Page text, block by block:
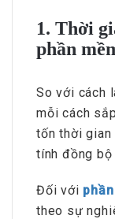
1. Thời
phần
So với cách
mỗi cách
tốn thời gian
tính đồng bộ
Đối với
theo sự